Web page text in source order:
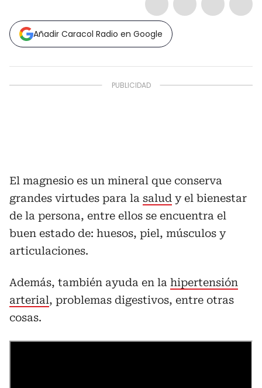
Añadir Caracol Radio en Google
El magnesio es un mineral que conserva
grandes virtudes para la salud y el bienestar
de la persona, entre ellos se encuentra el
buen estado de: huesos, piel, músculos y
articulaciones.
Además, también ayuda en la hipertensión
arterial, problemas digestivos, entre otras
cosas.